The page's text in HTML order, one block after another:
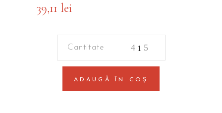
39,11 lei
Mercutio
quantity
ADAUGĂ ÎN COȘ